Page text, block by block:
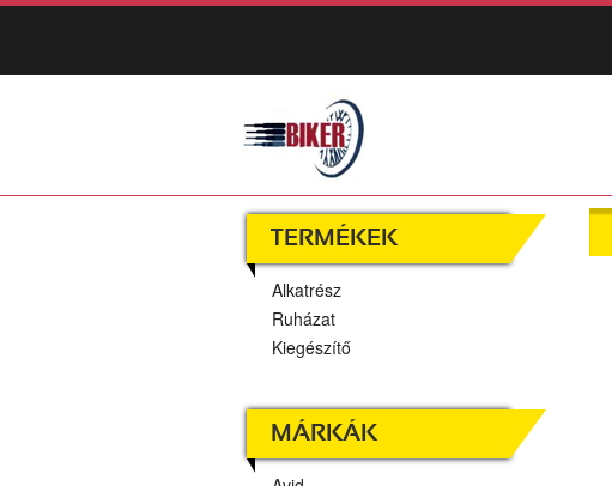
TERMÉKEK
Alkatrész
Ruházat
Kiegészítő
MÁRKÁK